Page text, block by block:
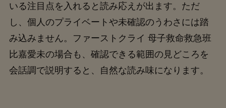
いる注目点を入れると読み応えが出ます。ただ
し、個人のプライベートや未確認のうわさには踏
み込みません。ファーストクライ 母子救命救急班
比嘉愛未の場合も、確認できる範囲の見どころを
会話調で説明すると、自然な読み味になります。